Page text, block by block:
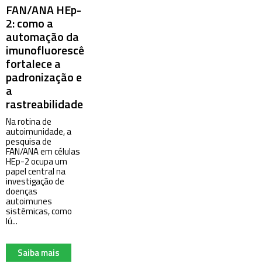
FAN/ANA HEp-
2: como a
automação da
imunofluorescência
fortalece a
padronização e
a
rastreabilidade
Na rotina de
autoimunidade, a
pesquisa de
FAN/ANA em células
HEp-2 ocupa um
papel central na
investigação de
doenças
autoimunes
sistêmicas, como
lú...
Saiba mais